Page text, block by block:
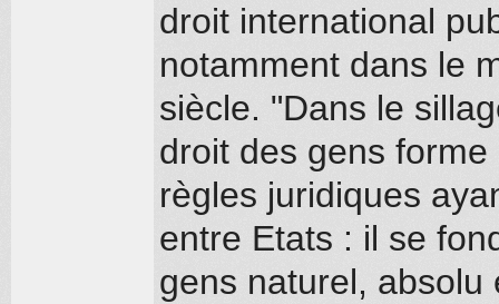
droit international
notamment dans le
siècle. "Dans le
droit des gens
règles juridiques
entre Etats : il se
gens naturel, absolu